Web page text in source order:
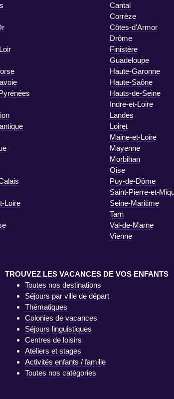
Cantal
Corrèze
Côtes-d'Armor
Drôme
Finistère
Guadeloupe
Haute-Garonne
Haute-Saône
Hauts-de-Seine
Indre-et-Loire
Landes
Loiret
Maine-et-Loire
Mayenne
Morbihan
Oise
Puy-de-Dôme
Saint-Pierre-et-
Loire Seine-Maritime
Tarn
Val-de-Marne
Vienne
TROUVEZ LES VACANCES DE VOS ENFANTS
Toutes nos destinations
Séjours par ville de départ
Thématiques
Colonies de vacances
Séjours linguistiques
Centres de loisirs
Ateliers et stages
Activités enfants / famille
Toutes nos catégories